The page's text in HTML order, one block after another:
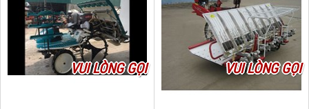
VUI LÒNG GỌI VUI LÒNG GỌI